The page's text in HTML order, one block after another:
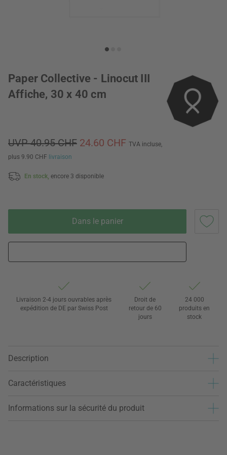
Paper Collective - Linocut III
Affiche, 30 x 40 cm
UVP 40.95 CHF 24.60 CHF TVA incluse,
plus 9.90 CHF livraison
En stock, encore 3 disponible
Dans le panier
Livraison 2-4 jours ouvrables après
expédition de DE par Swiss Post
Droit de
retour de 60
jours
24 000
produits en
stock
Description
Caractéristiques
Informations sur la sécurité du produit